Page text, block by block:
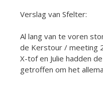
Verslag van Sfelter:
Al lang van te voren
de Kerstour / meeting
X-tof en Julie hadden
getroffen om het